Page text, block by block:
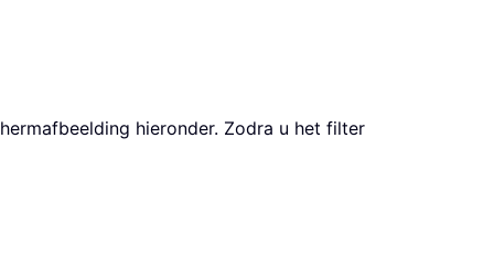
hieronder. Zodra u het filter